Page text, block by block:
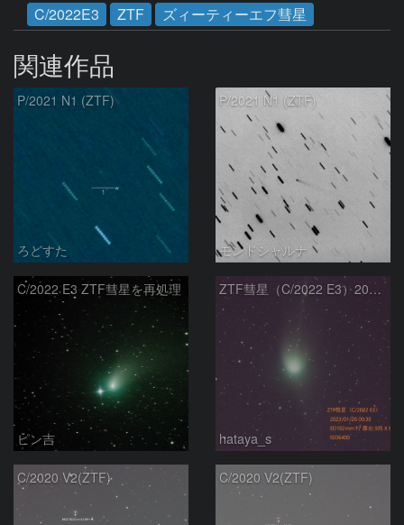
C/2022E3
ZTF ズィーティーエフ彗星
関連作品
P/2021 N1 (ZTF)
ろどすた
P/2021 N1 (ZTF)
モンドシャルナ
C/2022 E3 ZTF彗星を再処理
ピン吉
ZTF彗星（C/2022 E3）2023/01/26
hataya_s
C/2020 V2(ZTF) C/2020 V2(ZTF)